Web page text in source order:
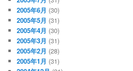
2005年6月 (30)
2005年5月 (31)
2005年4月 (30)
2005年3月 (31)
2005年2月 (28)
2005年1月 (31)